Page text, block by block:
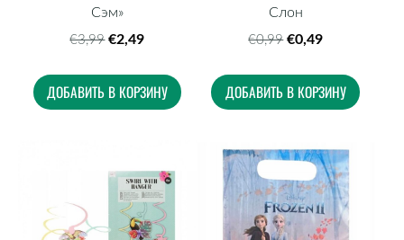
Сэм»
€3,99 €2,49
ДОБАВИТЬ В КОРЗИНУ
Слон
€0,99 €0,49
ДОБАВИТЬ В КОРЗИНУ